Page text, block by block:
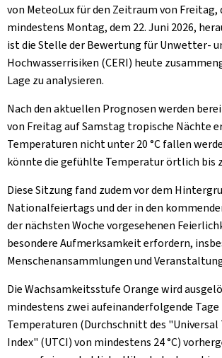
von MeteoLux für den Zeitraum von Freitag,
mindestens Montag, dem 22. Juni 2026,
ist die Stelle der Bewertung für Unwetter-
Hochwasserrisiken (CERI) heute
Lage zu analysieren.
Nach den aktuellen Prognosen werden
von Freitag auf Samstag tropische Nächte
Temperaturen nicht unter 20 °C fallen
könnte die gefühlte Temperatur örtlich bis
Diese Sitzung fand zudem vor dem
Nationalfeiertags und der in den
der nächsten Woche vorgesehenen
besondere Aufmerksamkeit erfordern,
Menschenansammlungen und
Die Wachsamkeitsstufe Orange wird
mindestens zwei aufeinanderfolgende
Temperaturen (Durchschnitt des
Index" (UTCI) von mindestens 24 °C)